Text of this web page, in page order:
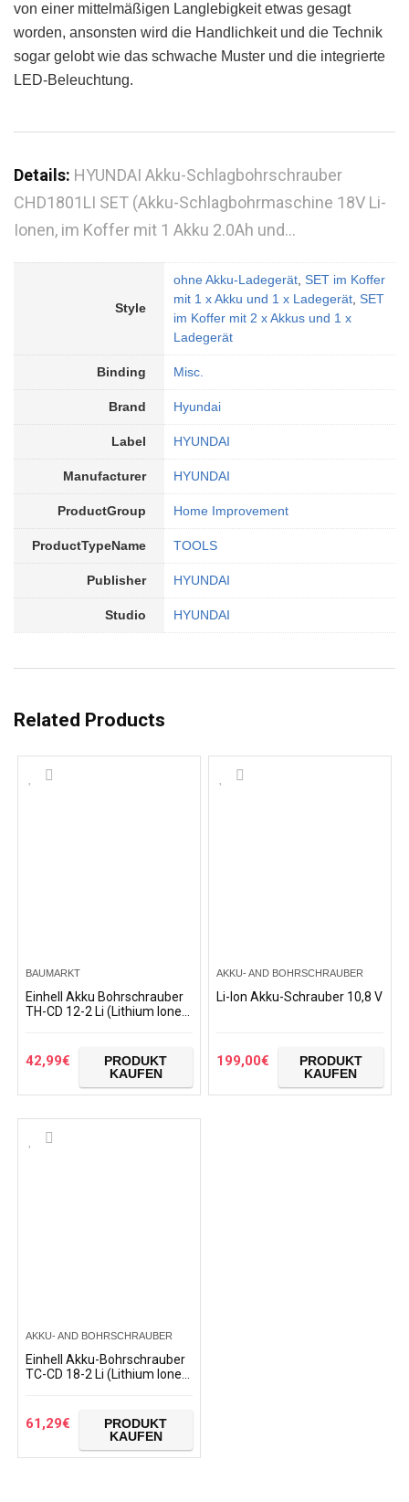
von einer mittelmäßigen Langlebigkeit etwas gesagt
worden, ansonsten wird die Handlichkeit und die Technik
sogar gelobt wie das schwache Muster und die integrierte
LED-Beleuchtung.
Details: HYUNDAI Akku-Schlagbohrschrauber
CHD1801LI SET (Akku-Schlagbohrmaschine 18V Li-
Ionen, im Koffer mit 1 Akku 2.0Ah und…
Style
ohne Akku-Ladegerät SET im Koffer
mit 1 x Akku und 1 x Ladegerät SET
im Koffer mit 2 x Akkus und 1 x
Ladegerät
Binding Misc.
Brand Hyundai
Label HYUNDAI
Manufacturer HYUNDAI
ProductGroup Home Improvement
ProductTypeName TOOLS
Publisher HYUNDAI
Studio HYUNDAI
Related Products
BAUMARKT
Einhell Akku Bohrschrauber
TH-CD 12-2 Li (Lithium Ionen,
Handy…
42,99€
PRODUKT
KAUFEN
AKKU- AND BOHRSCHRAUBER
Li-Ion Akku-Schrauber 10,8 V
199,00€
PRODUKT
KAUFEN
AKKU- AND BOHRSCHRAUBER
Einhell Akku-Bohrschrauber
TC-CD 18-2 Li (Lithium Ionen,
61,29€
PRODUKT
KAUFEN